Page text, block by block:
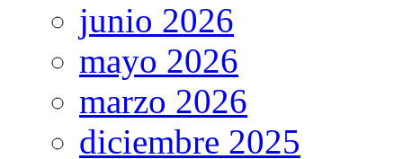
junio 2026
mayo 2026
marzo 2026
diciembre 2025